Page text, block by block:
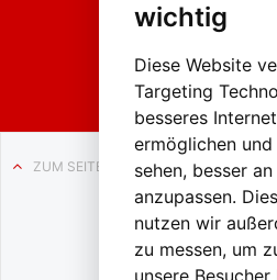
wichtig
Diese Website
Targeting
besseres
ermöglichen
sehen, besser
anzupassen.
nutzen wir
zu messen, um
unsere
ZUM SEITENANFANG